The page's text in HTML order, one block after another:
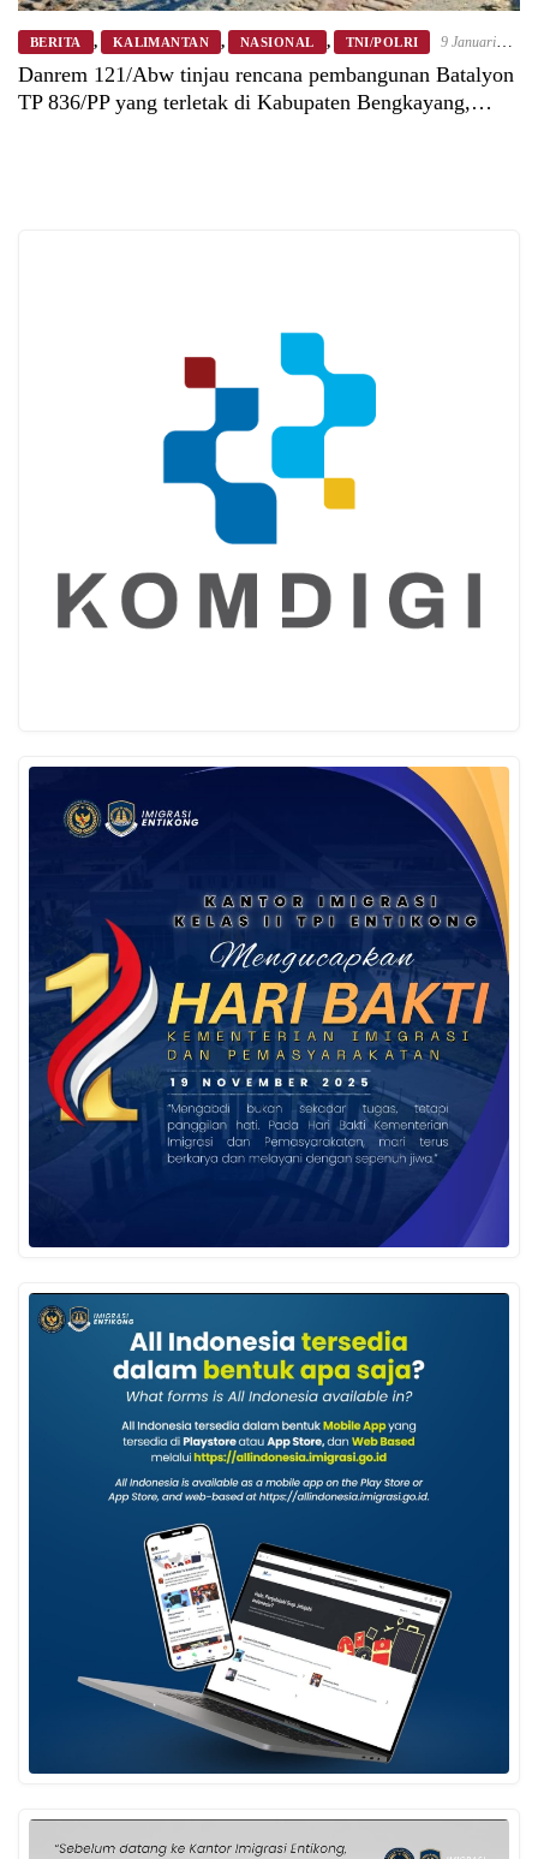
BERITA , KALIMANTAN , NASIONAL , TNI/POLRI
9 Januari
2026
Danrem 121/Abw tinjau rencana pembangunan Batalyon
TP 836/PP yang terletak di Kabupaten Bengkayang,